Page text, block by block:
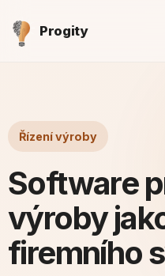
Progity
Řízení výroby
Software
výroby
firemního